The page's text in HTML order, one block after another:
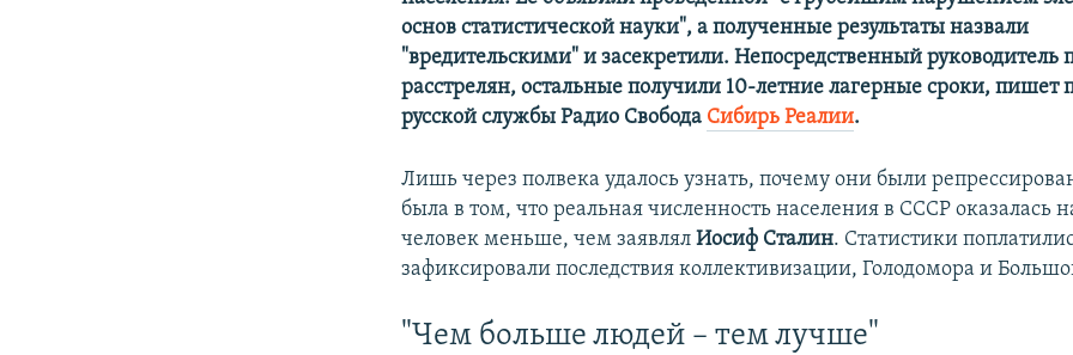
основ статистической науки", а полученные результаты назвали
"вредительскими" и засекретили. Непосредственный руководитель
расстрелян, остальные получили 10-летние лагерные сроки, пишет
русской службы Радио Свобода Сибирь Реалии.
Лишь через полвека удалось узнать, почему они были
была в том, что реальная численность населения в СССР оказалась
человек меньше, чем заявлялИосиф Сталин. Статистики
зафиксировали последствия коллективизации, Голодомора и
"Чем больше людей – тем лучше"